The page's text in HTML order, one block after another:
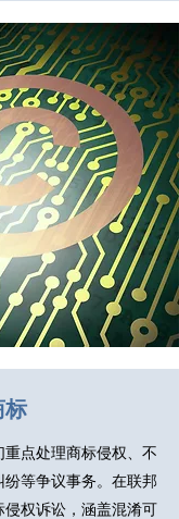
标
点处理商标侵权、不
等争议事务。在联邦
权诉讼，涵盖混淆可